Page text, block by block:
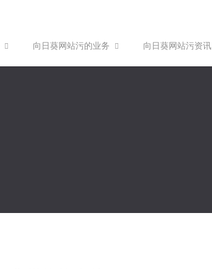
向日葵网站污的业务 向日葵网站污资讯